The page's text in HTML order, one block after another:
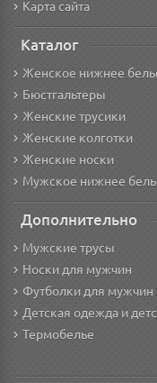
Карта сайта
Каталог
Женское нижнее
Бюстгальтеры
Женские трусики
Женские колготки
Женские носки
Мужское нижнее
Дополнительно
Мужские трусы
Носки для мужчин
Футболки для мужчин
Детская одежда и
Термобелье